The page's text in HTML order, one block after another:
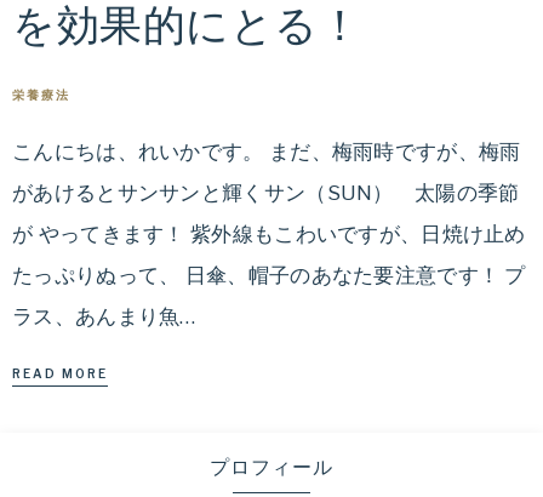
を効果的にとる！
栄養療法
こんにちは、れいかです。 まだ、梅雨時ですが、梅雨
があけるとサンサンと輝くサン（SUN） 太陽の季節
が やってきます！ 紫外線もこわいですが、日焼け止め
たっぷりぬって、 日傘、帽子のあなた要注意です！ プ
ラス、あんまり魚…
READ MORE
プロフィール